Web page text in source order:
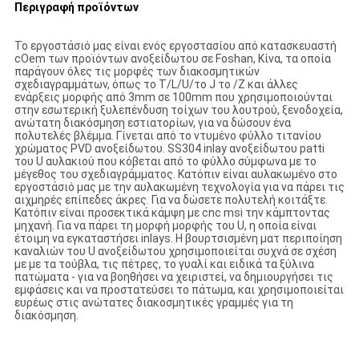
Περιγραφή προϊόντων
Το εργοστάσιό μας είναι ενός εργοστασίου από κατασκευαστή
cOem των προϊόντων ανοξείδωτου σε Foshan, Κίνα, τα οποία
παράγουν όλες τις μορφές των διακοσμητικών
σχεδιαγραμμάτων, όπως το Τ/L/U/το J το /Z και άλλες
ενάρξεις μορφής από 3mm σε 100mm που χρησιμοποιούνται
στην εσωτερική ξυλεπένδυση τοίχων του λουτρού, ξενοδοχεία,
ανώτατη διακόσμηση εστιατορίων, για να δώσουν ένα
πολυτελές βλέμμα. Γίνεται από το ντυμένο φύλλο τιτανίου
χρώματος PVD ανοξείδωτου. SS304 inlay ανοξείδωτου patti
του U αυλακιού που κόβεται από το φύλλο σύμφωνα με το
μέγεθος του σχεδιαγράμματος. Κατόπιν είναι αυλακωμένο στο
εργοστάσιό μας με την αυλακωμένη τεχνολογία για να πάρει τις
αιχμηρές επίπεδες άκρες. Για να δώσετε πολυτελή κοιτάξτε.
Κατόπιν είναι προσεκτικά κάμψη με cnc msi την κάμπτοντας
μηχανή. Για να πάρει τη μορφή μορφής του U, η οποία είναι
έτοιμη να εγκαταστήσει inlays. Η βουρτσισμένη ματ περιποίηση
καναλιών του U ανοξείδωτου χρησιμοποιείται συχνά σε σχέση
με με τα τούβλα, τις πέτρες, το γυαλί και ειδικά τα ξύλινα
πατώματα - για να βοηθήσει να χειριστεί, να δημιουργήσει τις
εμφάσεις και να προστατεύσει το πάτωμα, και χρησιμοποιείται
ευρέως στις ανώτατες διακοσμητικές γραμμές για τη
διακόσμηση.